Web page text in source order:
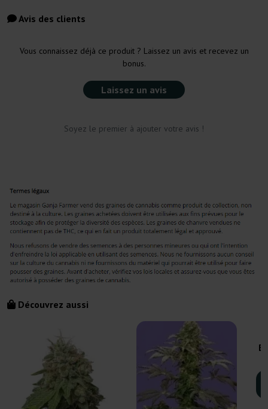
Avis des clients
Vous connaissez déjà ce produit ? Laissez un avis et recevez un
bonus.
Laissez un avis
Soyez le premier à ajouter votre avis !
Découvrez aussi